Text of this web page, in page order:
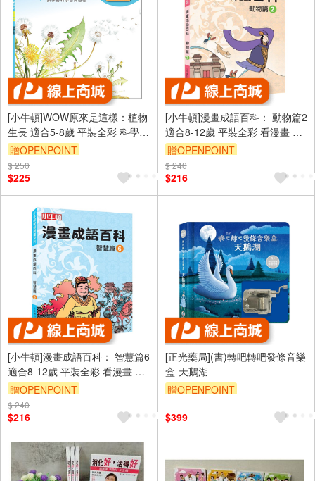
[小牛頓]WOW原來是這樣：植物
生長 適合5-8歲 平裝全彩 科學百
問百答 附朗讀有聲書
贈OPENPOINT
$ 250
$225
[小牛頓]漫畫成語百科： 動物篇2
適合8-12歲 平裝全彩 看漫畫 學
成語 懂科學 加倍學習效果
贈OPENPOINT
$ 240
$216
[小牛頓]漫畫成語百科： 智慧篇6
適合8-12歲 平裝全彩 看漫畫 學
成語 懂科學 加倍學習效果
贈OPENPOINT
$ 240
$216
[正光藥局](書)轉吧轉吧發條音樂
盒-天鵝湖
贈OPENPOINT
$399